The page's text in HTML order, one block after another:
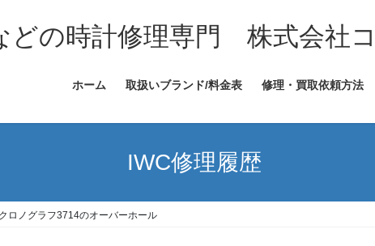
どの時計修理専門 株式会社
ホーム 取扱いブランド/料金表 修理・買取依頼方法
IWC修理履歴
ロノグラフ3714のオーバーホール